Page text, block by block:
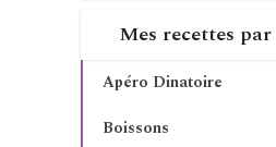
Mes recettes
Apéro Dinatoire
Boissons